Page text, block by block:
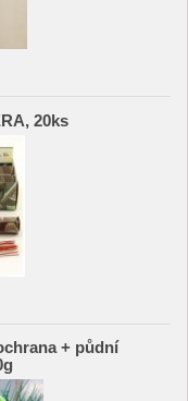
20ks
+ půdní